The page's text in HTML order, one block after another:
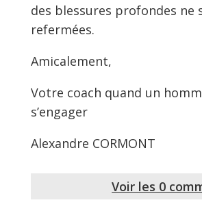
des blessures profondes ne
refermées.
Amicalement,
Votre coach quand un
s’engager
Alexandre CORMONT
Voir les 0